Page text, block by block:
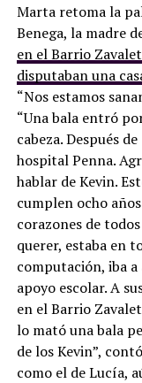
Marta retoma la
Benega, la madre
en el Barrio
disputaban una
“Nos estamos
“Una bala entró
cabeza. Después
hospital Penna.
hablar de Kevin.
cumplen ocho
corazones de
querer, estaba en
computación, iba a
apoyo escolar. A
en el Barrio
lo mató una bala
de los Kevin”,
como el de Lucía,